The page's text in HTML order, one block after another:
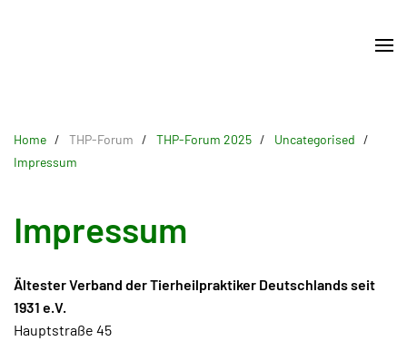
Home THP-Forum THP-Forum 2025
Uncategorised
Impressum
Impressum
Ältester Verband der Tierheilpraktiker Deutschlands seit
1931 e.V.
Hauptstraße 45